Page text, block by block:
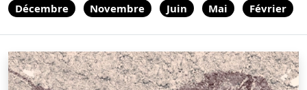
Décembre Novembre Juin Mai Février